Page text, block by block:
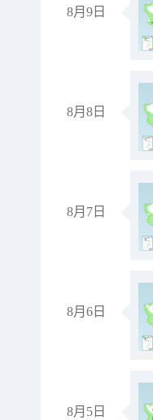
8月9日
8月8日
8月7日
8月6日
8月5日